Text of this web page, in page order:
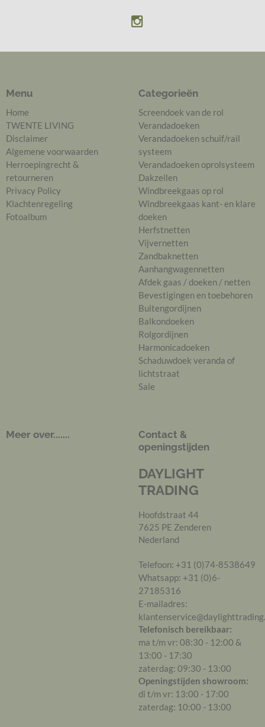
Categorieën
Screendoek van de rol
Verandadoeken
Verandadoeken schuif/rail
systeem
Verandadoeken oprolsysteem
Dakzeilen
Windbreekgaas op rol
Windbreekgaas kant- en klare
doeken
Herfstnetten
Vijvernetten
Zandbaknetten
Aanhangwagennetten
Afdek gaas / doeken / netten
Bevestigingen en toebehoren
Buitengordijnen
Balkondoeken
Rolgordijnen
Harmonicadoeken
Schaduwdoek veranda of
lichtstraat
Sale
Menu
Home
TWENTE LIVING
Disclaimer
Algemene voorwaarden
Herroepingrecht &
retourneren
Privacy Policy
Klachtenregeling
Fotoalbum
Meer over.......
Contact &
openingstijden
DAYLIGHT
TRADING
Hoofdstraat 44
7625 PE Zenderen
Nederland
Telefoon: +31 (0)74-8538649
Whatsapp: +31 (0)6-
27185316
E-mailadres:
Telefonisch bereikbaar:
ma t/m vr: 08:30 - 12:00 &
13:00 - 17:30
zaterdag: 09:30 - 13:00
Openingstijden showroom:
di t/m vr: 13:00 - 17:00
zaterdag: 10:00 - 13:00